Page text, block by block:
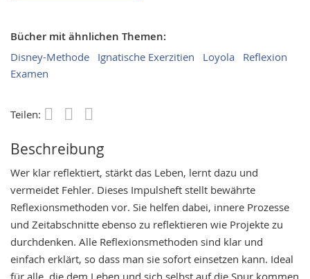
Bücher mit ähnlichen Themen:
Disney-Methode Ignatische Exerzitien Loyola
Reflexion
Examen
Teilen:
Beschreibung
Wer klar reflektiert, stärkt das Leben, lernt dazu und
vermeidet Fehler. Dieses Impulsheft stellt bewährte
Reflexionsmethoden vor. Sie helfen dabei, innere Prozesse
und Zeitabschnitte ebenso zu reflektieren wie Projekte zu
durchdenken. Alle Reflexionsmethoden sind klar und
einfach erklärt, so dass man sie sofort einsetzen kann. Ideal
für alle, die dem Leben und sich selbst auf die Spur kommen